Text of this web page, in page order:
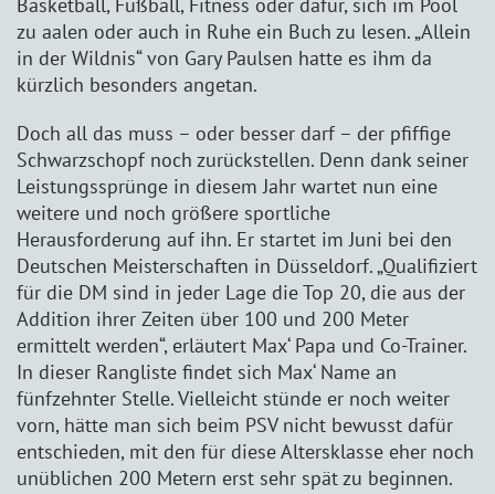
Basketball, Fußball, Fitness oder dafür, sich im Pool
zu aalen oder auch in Ruhe ein Buch zu lesen. „Allein
in der Wildnis“ von Gary Paulsen hatte es ihm da
kürzlich besonders angetan.
Doch all das muss – oder besser darf – der pfiffige
Schwarzschopf noch zurückstellen. Denn dank seiner
Leistungssprünge in diesem Jahr wartet nun eine
weitere und noch größere sportliche
Herausforderung auf ihn. Er startet im Juni bei den
Deutschen Meisterschaften in Düsseldorf. „Qualifiziert
für die DM sind in jeder Lage die Top 20, die aus der
Addition ihrer Zeiten über 100 und 200 Meter
ermittelt werden“, erläutert Max‘ Papa und Co-Trainer.
In dieser Rangliste findet sich Max‘ Name an
fünfzehnter Stelle. Vielleicht stünde er noch weiter
vorn, hätte man sich beim PSV nicht bewusst dafür
entschieden, mit den für diese Altersklasse eher noch
unüblichen 200 Metern erst sehr spät zu beginnen.